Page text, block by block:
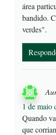
área
bandido.
verdes".
1 de maio
Quando
que